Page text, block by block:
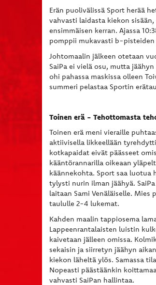
Erän puolivälissä Sport herää
vahvasti laidasta kiekon
ensimmäisen kerran. Ajassa
pomppii mukavasti b-
Johtomaalin jälkeen otetaan
SaiPa ei vielä osu, mutta
ohi pahassa maskissa olleen
summeri pelastaa Sportin
Toinen erä - Tehottomasta
Toinen erä meni vieraille
aktiivisella likkeellään
kotkapaidat eivät päässeet
kääntörannarilla oikeaan
käännekohta. Sport saa luotua
tylysti nurin ilman jäähyä.
laitaan Sami Venäläiselle.
taululle 2-4 lukemat.
Kahden maalin tappiosema
Lappeenrantalaisten luistin
kaivetaan jälleen omissa.
sekaisin ja siirretyn jäähyn
kiekon läheltä ylös. Samassa
Nopeasti päästäänkin
vahvasti SaiPan hallintaa.